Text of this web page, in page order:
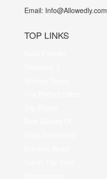
Email: Info@Allowedly.com
TOP LINKS